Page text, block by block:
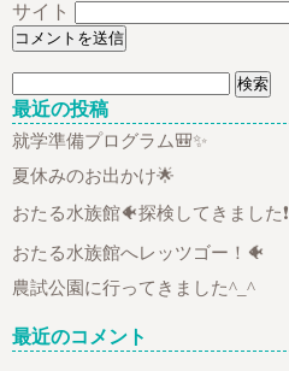
サイト
索:
最近の投稿
就学準備プログラム🎒✨
夏休みのお出かけ🌟
おたる水族館🐠探検してきました❗
おたる水族館へレッツゴー！🐠
農試公園に行ってきました^_^
最近のコメント